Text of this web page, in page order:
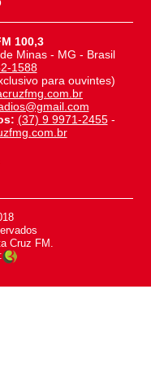
100,3
Minas - MG - Brasil
1588
para ouvintes)
(37) 9 9971-2455-
Cruz FM.